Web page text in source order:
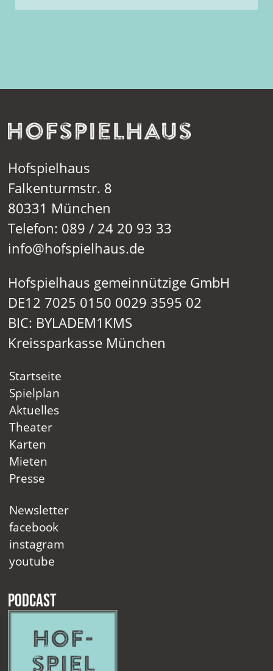
Hofspielhaus
Falkenturmstr. 8
80331 München
Telefon: 089 / 24 20 93 33
info@hofspielhaus.de
Hofspielhaus gemeinnützige GmbH
DE12 7025 0150 0029 3595 02
BIC: BYLADEM1KMS
Kreissparkasse München
Startseite
Spielplan
Aktuelles
Theater
Karten
Mieten
Presse
Newsletter
facebook
instagram
youtube
Podcast